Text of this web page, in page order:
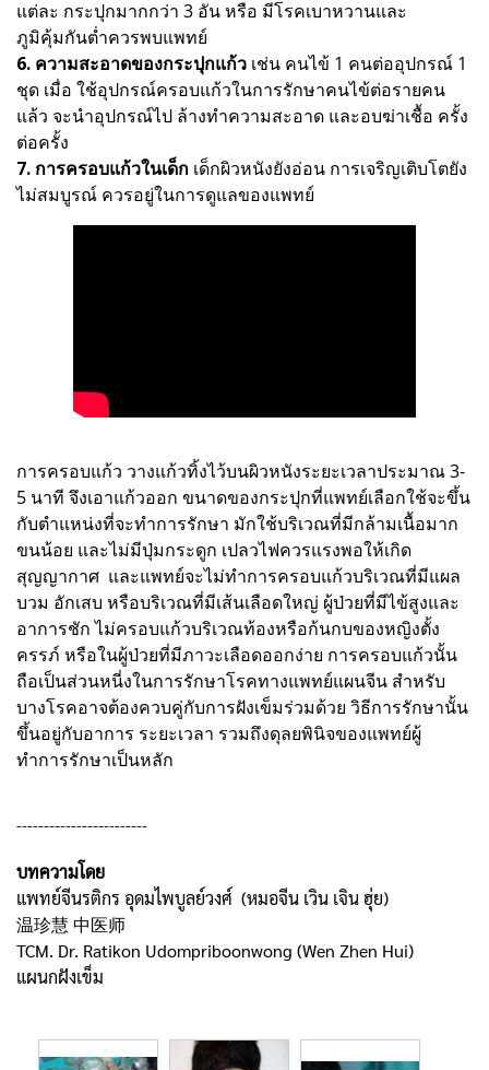
แต่ละ กระปุกมากกว่า 3 อัน หรือ มีโรคเบาหวานและ
ภูมิคุ้มกันต่ำควรพบแพทย์
6. ความสะอาดของกระปุกแก้ว เช่น คนไข้ 1 คนต่ออุปกรณ์ 1
ชุด เมื่อ ใช้อุปกรณ์ครอบแก้วในการรักษาคนไข้ต่อรายคน
แล้ว จะนำอุปกรณ์ไป ล้างทำความสะอาด และอบฆ่าเชื้อ ครั้ง
ต่อครั้ง
7. การครอบแก้วในเด็ก เด็กผิวหนังยังอ่อน การเจริญเติบโตยัง
ไม่สมบูรณ์ ควรอยู่ในการดูแลของแพทย์
การครอบแก้ว วางแก้วทิ้งไว้บนผิวหนังระยะเวลาประมาณ 3-
5 นาที จึงเอาแก้วออก ขนาดของกระปุกที่แพทย์เลือกใช้จะขึ้น
กับตำแหน่งที่จะทำการรักษา มักใช้บริเวณที่มีกล้ามเนื้อมาก
ขนน้อย และไม่มีปุ่มกระดูก เปลวไฟควรแรงพอให้เกิด
สุญญากาศ และแพทย์จะไม่ทำการครอบแก้วบริเวณที่มีแผล
บวม อักเสบ หรือบริเวณที่มีเส้นเลือดใหญ่ ผู้ป่วยที่มีไข้สูงและ
อาการชัก ไม่ครอบแก้วบริเวณท้องหรือก้นกบของหญิงตั้ง
ครรภ์ หรือในผู้ป่วยที่มีภาวะเลือดออกง่าย การครอบแก้วนั้น
ถือเป็นส่วนหนี่งในการรักษาโรคทางแพทย์แผนจีน สำหรับ
บางโรคอาจต้องควบคู่กับการฝังเข็มร่วมด้วย วิธีการรักษานั้น
ขึ้นอยู่กับอาการ ระยะเวลา รวมถึงดุลยพินิจของแพทย์ผู้
ทำการรักษาเป็นหลัก
------------------------
บทความโดย
แพทย์จีนรติกร อุดมไพบูลย์วงศ์ (หมอจีน เวิน เจิน ฮุ่ย)
温珍慧 中医师
TCM. Dr. Ratikon Udompriboonwong (Wen Zhen Hui)
แผนกฝังเข็ม